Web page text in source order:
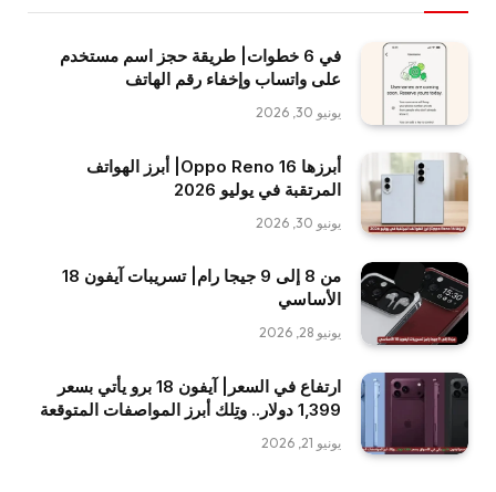
في 6 خطوات| طريقة حجز اسم مستخدم
على واتساب وإخفاء رقم الهاتف
يونيو 30, 2026
أبرزها Oppo Reno 16| أبرز الهواتف
المرتقبة في يوليو 2026
يونيو 30, 2026
من 8 إلى 9 جيجا رام| تسريبات آيفون 18
الأساسي
يونيو 28, 2026
ارتفاع في السعر| آيفون 18 برو يأتي بسعر
1,399 دولار.. وتِلك أبرز المواصفات المتوقعة
يونيو 21, 2026